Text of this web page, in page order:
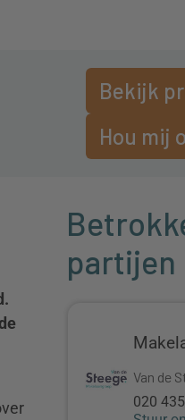
Bekijk
Hou mij
partijen
Van de
020